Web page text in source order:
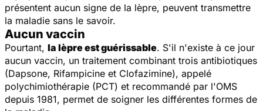
présentent aucun signe de la lèpre, peuvent transmettre
la maladie sans le savoir.
Aucun vaccin
Pourtant, la lèpre est guérissable. S'il n'existe à ce jour
aucun vaccin, un traitement combinant trois antibiotiques
(Dapsone, Rifampicine et Clofazimine), appelé
polychimiothérapie (PCT) et recommandé par l'OMS
depuis 1981, permet de soigner les différentes formes de